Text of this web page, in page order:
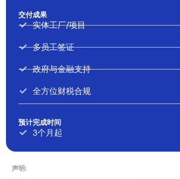
交付成果
实体工厂/项目
多员工签证
政府与金融支持
全方位财税合规
预计完成时间
3个月起
声明: